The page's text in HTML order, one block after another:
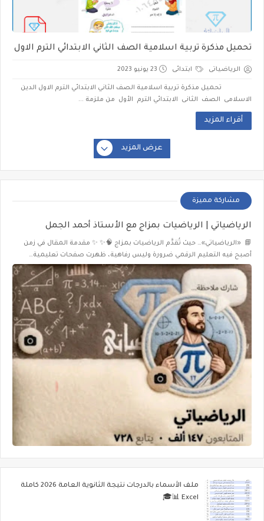
تحميل مذكرة تربية اسلامية الصف الثاني الابتدائي الترم الاول
الرياضياتى ابتدائى 23 يونيو 2023
تحميل مذكرة تربية اسلامية الصف الثاني الابتدائي الترم الاول الدين
الاسلامى الصف الثانى الابتدائي الترم الأول من ملزمة ...
أقراء المزيد
عرض المزيد
مشاركة مميزة
الرياضياتي | الرياضيات بمزاج مع الأستاذ أحمد الجمل
📘 «الرياضياتي»… حيث تُقدَّم الرياضيات بمزاج 🧠✨ ✨ مقدمة المقال في زمن
أصبح فيه التعليم الرقمي ضرورة وليس رفاهية، ظهرت صفحات تعليمية…
ملف الأسماء بالدرجات نتيجة الثانوية العامة 2026 كاملة
Excel 📊🎓